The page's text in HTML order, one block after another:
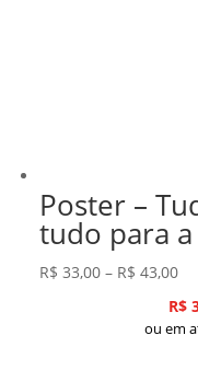
Poster –
tudo para
R$ 33,00 – R$ 43,00
de
R$
ou em